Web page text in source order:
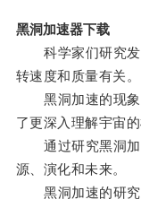
黑洞加速器下载
科学家们研究发
转速度和质量有关。
黑洞加速的现象
了更深入理解宇宙的
通过研究黑洞加
源、演化和未来。
黑洞加速的研究